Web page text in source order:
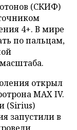
(СКИФ)
4+. В мире
по пальцам,
открыл
MAX IV.
(Sirius)
запустили в